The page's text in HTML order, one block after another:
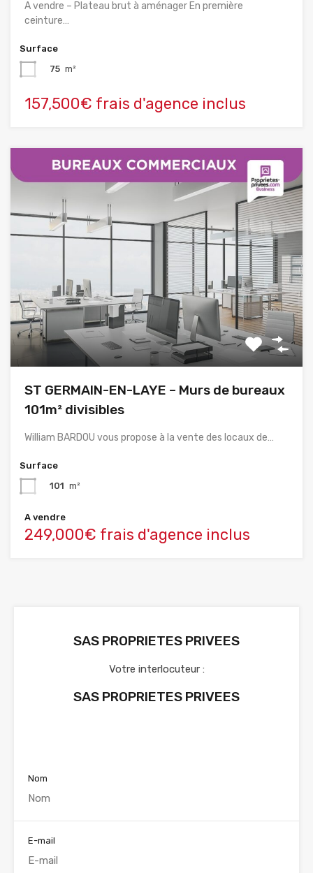
A vendre – Plateau brut à aménager En première
ceinture…
Surface
75 m²
157,500€ frais d'agence inclus
ST GERMAIN-EN-LAYE – Murs de bureaux
101m² divisibles
William BARDOU vous propose à la vente des locaux de…
Surface
101 m²
A vendre
249,000€ frais d'agence inclus
SAS PROPRIETES PRIVEES
Votre interlocuteur :
SAS PROPRIETES PRIVEES
Nom
E-mail